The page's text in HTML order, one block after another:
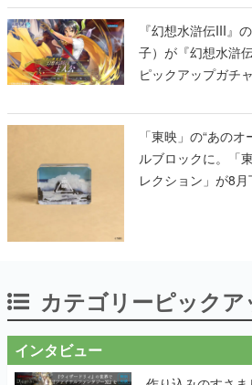
『幻想水滸伝III』
子）が『幻想水滸
ピックアップガチ
「東映」の“あの
ルブロックに。「
レクション」が8
カテゴリーピックア
インタビュー